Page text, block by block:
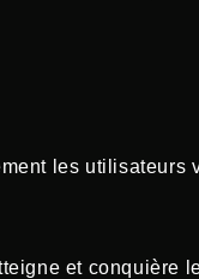
les utilisateurs
et conquière